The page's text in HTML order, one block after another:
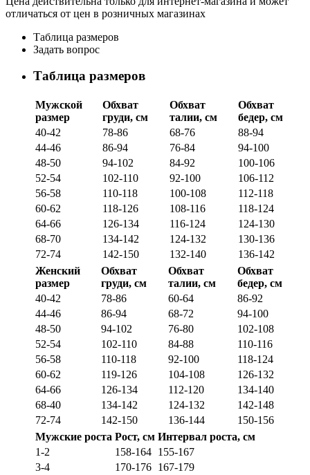
отличаться от цен в розничных магазинах
Таблица размеров
Задать вопрос
Таблица размеров
Мужской
размер
Обхват
груди, см
Обхват
талии, см
Обхват
бедер, см
40-42
78-86 68-76
88-94
44-46
86-94 76-84
94-100
48-50
94-102 84-92
100-106
52-54
102-110 92-100
106-112
56-58
110-118 100-108
112-118
60-62
118-126 108-116
118-124
64-66
126-134 116-124
124-130
68-70
134-142 124-132
130-136
72-74
142-150 132-140
136-142
Женский
размер
Обхват
груди, см
Обхват
талии, см
Обхват
бедер, см
40-42
78-86 60-64
86-92
44-46
86-94 68-72
94-100
48-50
94-102 76-80
102-108
52-54
102-110 84-88
110-116
56-58
110-118 92-100
118-124
60-62
119-126 104-108
126-132
64-66
126-134 112-120
134-140
68-40
134-142 124-132
142-148
72-74
142-150 136-144
150-156
Мужские роста Рост, см Интервал роста, см
1-2
158-164 155-167
3-4
170-176 167-179